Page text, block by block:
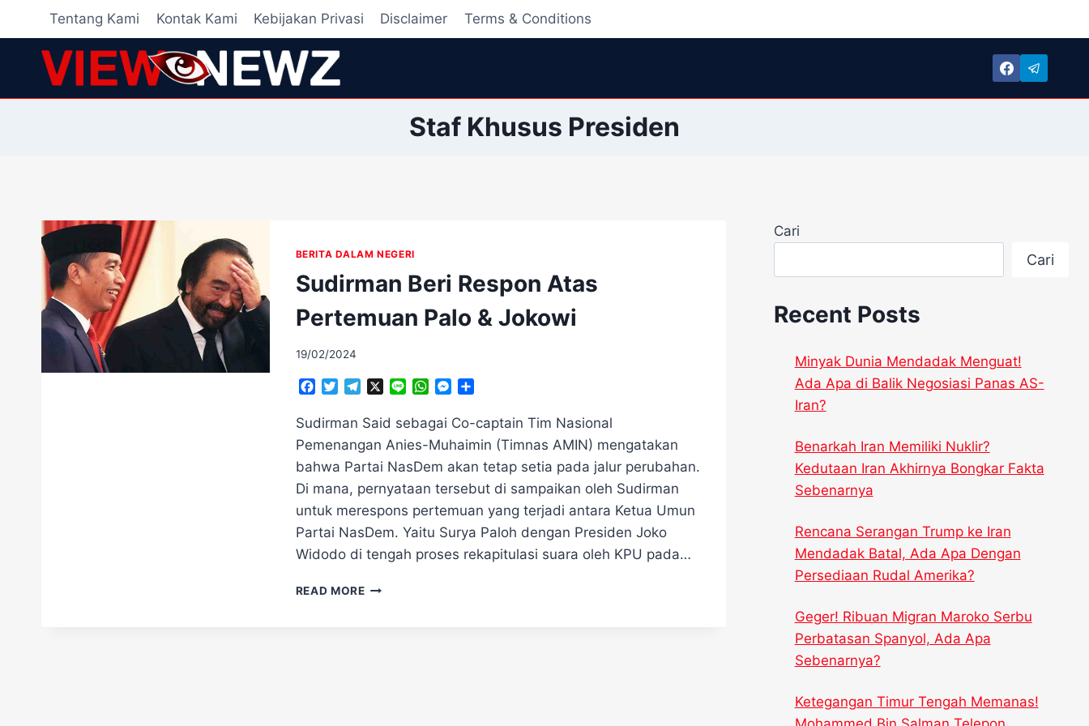
content
Tentang Kami Kontak Kami Kebijakan Privasi Disclaimer Terms & Conditions
Staf Khusus Presiden
BERITA DALAM NEGERI
Sudirman Beri Respon Atas
Pertemuan Palo & Jokowi
19/02/2024
Facebook
TwitterTelegramLine WhatsAppMessenger
Sudirman Said sebagai Co-captain Tim Nasional
Pemenangan Anies-Muhaimin (Timnas AMIN) mengatakan
bahwa Partai NasDem akan tetap setia pada jalur perubahan.
Di mana, pernyataan tersebut di sampaikan oleh Sudirman
untuk merespons pertemuan yang terjadi antara Ketua Umun
Partai NasDem. Yaitu Surya Paloh dengan Presiden Joko
Widodo di tengah proses rekapitulasi suara oleh KPU pada…
READ MORESUDIRMAN
Cari
Cari
Recent Posts
Minyak Dunia Mendadak Menguat!
Ada Apa di Balik Negosiasi Panas AS-
Iran?
Benarkah Iran Memiliki Nuklir?
Kedutaan Iran Akhirnya Bongkar Fakta
Sebenarnya
Rencana Serangan Trump ke Iran
Mendadak Batal, Ada Apa Dengan
Persediaan Rudal Amerika?
Geger! Ribuan Migran Maroko Serbu
Perbatasan Spanyol, Ada Apa
Sebenarnya?
Ketegangan Timur Tengah Memanas!